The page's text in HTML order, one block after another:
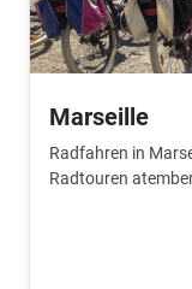
Marseille
Radfahren in
Radtouren